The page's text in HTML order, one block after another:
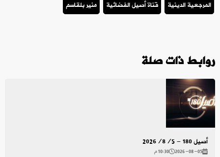
المرجعية الدينية
قناة أصيل الفضائية منير بلقاسم
روابط ذات صلة
أصيل 180 - 2026/8/5
2026-08-05 10:30 م